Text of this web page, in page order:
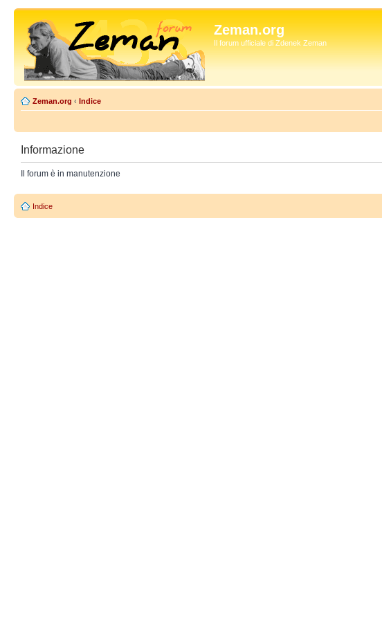
Zeman.org
Il forum ufficiale di Zdenek Zeman
Zeman.org ‹ Indice
Informazione
Il forum è in manutenzione
Indice